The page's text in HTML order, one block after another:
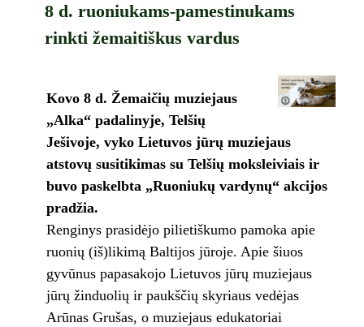
8 d. ruoniukams-pamestinukams
rinkti žemaitiškus vardus
Kovo 8 d. Žemaičių muziejaus
„Alka“ padalinyje, Telšių
Ješivoje, vyko Lietuvos jūrų muziejaus
atstovų susitikimas su Telšių moksleiviais ir
buvo paskelbta „Ruoniukų vardynų“ akcijos
pradžia.
Renginys prasidėjo pilietiškumo pamoka apie
ruonių (iš)likimą Baltijos jūroje. Apie šiuos
gyvūnus papasakojo Lietuvos jūrų muziejaus
jūrų žinduolių ir paukščių skyriaus vedėjas
Arūnas Grušas, o muziejaus edukatoriai